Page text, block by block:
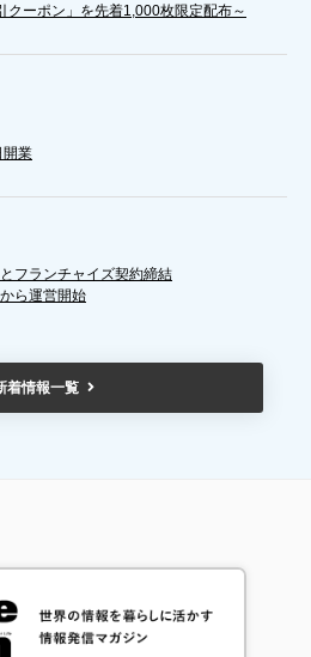
クーポン」を先着1,000枚限定配布～
開業
フランチャイズ契約締結
ら運営開始
プは小野伸二さんをゲストに開催され、
セミナー＞ に、アパホテル社長 元谷芙美
着情報一覧